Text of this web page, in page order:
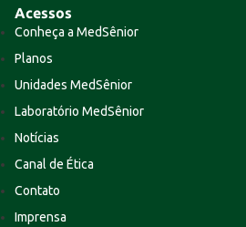
Acessos
Conheça a MedSênior
Planos
Unidades MedSênior
Laboratório MedSênior
Notícias
Canal de Ética
Contato
Imprensa